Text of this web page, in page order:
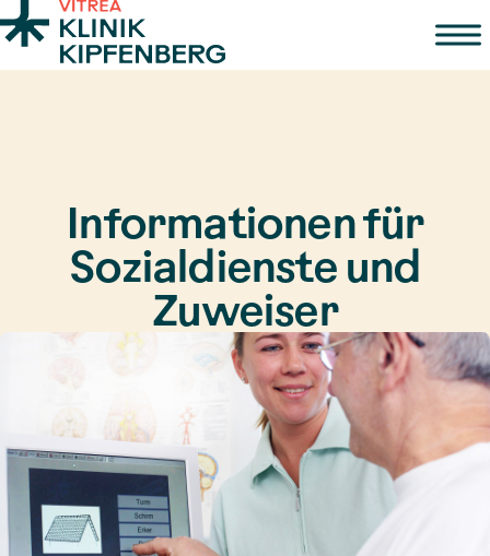
Zum Inhalt springen
Informationen für
Sozialdienste und
Zuweiser